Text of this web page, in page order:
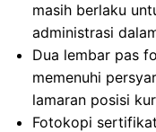
masih berlaku
administrasi
Dua lembar pas
memenuhi
lamaran posisi
Fotokopi